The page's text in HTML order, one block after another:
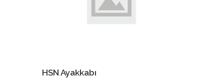
HSN Ayakkabı